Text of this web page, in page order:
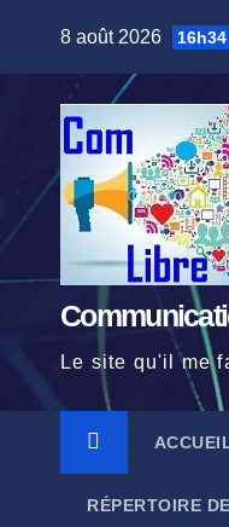
8 août 2026 16h34
Le site qu'il me
RÉPERTOIRE